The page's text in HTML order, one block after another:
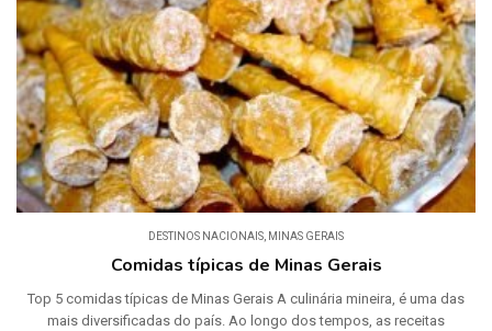
DESTINOS NACIONAIS, MINAS GERAIS
Comidas típicas de Minas Gerais
Top 5 comidas típicas de Minas Gerais A culinária mineira, é uma das
mais diversificadas do país. Ao longo dos tempos, as receitas